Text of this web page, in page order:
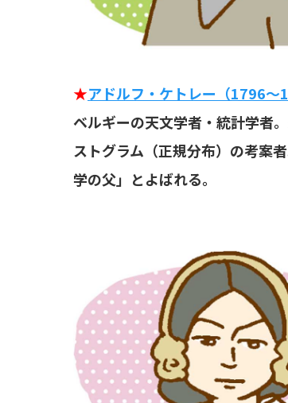
★アドルフ・ケトレー（1796～
ベルギーの天文学者・統計学者
ストグラム（正規分布）の考案
学の父」とよばれる。